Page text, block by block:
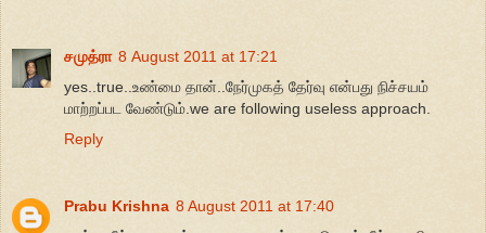
சமுத்ரா 8 August 2011 at 17:21
yes..true..உண்மை தான்..நேர்முகத் தேர்வு என்பது நிச்சயம்
மாற்றப்பட வேண்டும்.we are following useless approach.
Reply
Prabu Krishna 8 August 2011 at 17:40